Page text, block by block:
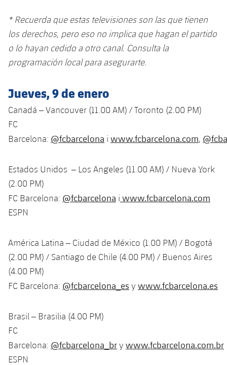
Clasificaciones
Jugadores
Fotos
Historia
Jugadores
Clasificaciones
Junior
Juvenil
Alevín
Información general
plusicon
más
Noticias
Atletismo
plusicon
más
Masculino
plusicon
Actualidad
Jugadores
Resultados
Hockey sobre hielo
plusicon
más
Actualidad
Calendario
Clasificaciones
Hockey hierba
plusicon
más
Noticias
Hockey Hierba Masculino
Patinaje artístico
plusicon
más
Actualidad
Agenda
Escuela de Patinaje
Actualidad
Jugadores
Resultados
Clasificaciones
plusicon
más
Noticias
Apúntate a las amateurs
plusicon
más
PLUSICON
MÁS
* Recuerda que estas televisiones son las que tienen
los derechos, pero eso no implica que hagan el partido
o lo hayan cedido a otro canal. Consulta la
programación local para asegurarte.
Jueves, 9 de enero
Canadá – Vancouver (11.00 AM) / Toronto (2.00 PM)
FC
Barcelona: @fcbarcelona i www.fcbarcelona.com,
Estados Unidos – Los Angeles (11.00 AM) / Nueva York
(2.00 PM)
FC Barcelona: @fcbarcelona i www.fcbarcelona.com
ESPN
América Latina – Ciudad de México (1.00 PM) / Bogotá
(2.00 PM) / Santiago de Chile (4.00 PM) / Buenos Aires
(4.00 PM)
FC Barcelona: @fcbarcelona_es y www.fcbarcelona.es
Brasil – Brasilia (4.00 PM)
FC
Barcelona: @fcbarcelona_bry www.fcbarcelona.com.br
ESPN